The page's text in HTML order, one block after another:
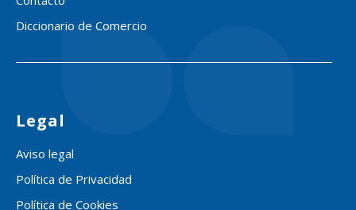
Diccionario de Comercio
Legal
Aviso legal
Política de Privacidad
Política de Cookies